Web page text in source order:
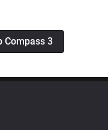
Compass 3